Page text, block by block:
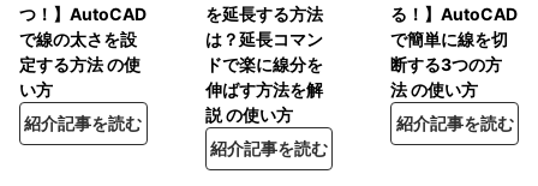
つ！】AutoCAD
で線の太さを設
定する方法 の使
い方
紹介記事を読む
を延長する方法
は？延長コマン
ドで楽に線分を
伸ばす方法を解
説 の使い方
紹介記事を読む
る！】AutoCAD
で簡単に線を切
断する3つの方
法 の使い方
紹介記事を読む